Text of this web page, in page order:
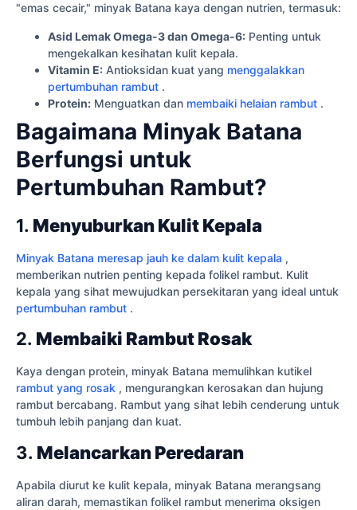
"emas cecair," minyak Batana kaya dengan nutrien, termasuk:
Asid Lemak Omega-3 dan Omega-6: Penting untuk
mengekalkan kesihatan kulit kepala.
Vitamin E: Antioksidan kuat yang menggalakkan
pertumbuhan rambut .
Protein: Menguatkan dan membaiki helaian rambut .
Bagaimana Minyak Batana
Berfungsi untuk
Pertumbuhan Rambut?
1. Menyuburkan Kulit Kepala
Minyak Batana meresap jauh ke dalam kulit kepala ,
memberikan nutrien penting kepada folikel rambut. Kulit
kepala yang sihat mewujudkan persekitaran yang ideal untuk
pertumbuhan rambut .
2. Membaiki Rambut Rosak
Kaya dengan protein, minyak Batana memulihkan kutikel
rambut yang rosak , mengurangkan kerosakan dan hujung
rambut bercabang. Rambut yang sihat lebih cenderung untuk
tumbuh lebih panjang dan kuat.
3. Melancarkan Peredaran
Apabila diurut ke kulit kepala, minyak Batana merangsang
aliran darah, memastikan folikel rambut menerima oksigen